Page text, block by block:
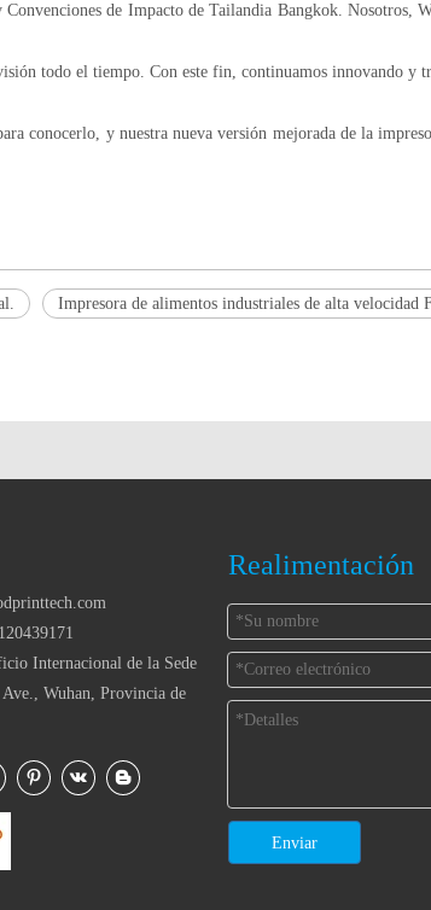
de Impacto de Tailandia Bangkok. Nosotros,
todo el tiempo. Con este fin, continuamos innovando y
conocerlo, y nuestra nueva versión mejorada de la
Impresora de alimentos industriales de alta velocidad
Internacional de la Sede
Wuhan, Provincia de
Realimentación
Enviar